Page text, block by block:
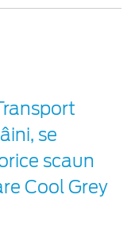
se
scaun
Cool Grey